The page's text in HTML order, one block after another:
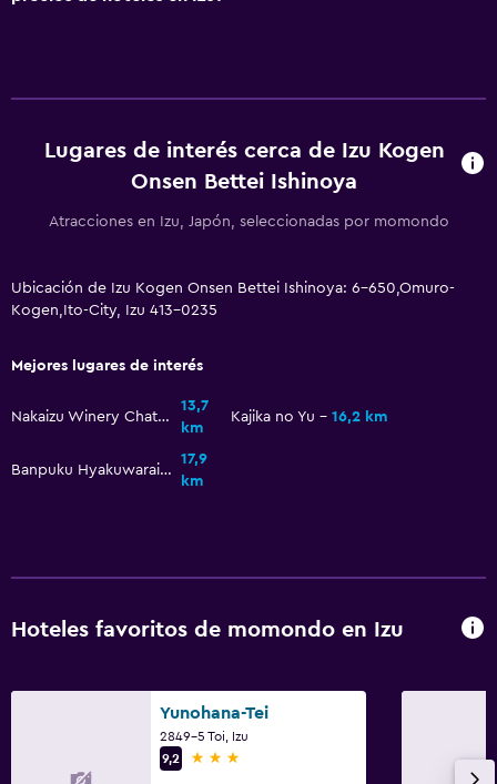
Lugares de interés cerca de Izu Kogen
Onsen Bettei Ishinoya
Atracciones en Izu, Japón, seleccionadas por momondo
Ubicación de Izu Kogen Onsen Bettei Ishinoya: 6-650,Omuro-
Kogen,Ito-City, Izu 413-0235
Mejores lugares de interés
Nakaizu Winery Chateau T. S
13,7
km
Kajika no Yu 16,2 km
Banpuku Hyakuwarainoyu
17,9
km
Hoteles favoritos de momondo en Izu
Yunohana-Tei
2849-5 Toi, Izu
9,2
3 estrellas